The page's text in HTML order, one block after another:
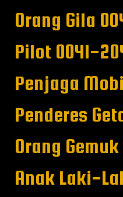
Orang Gila
Pilot 0041-
Penjaga
Penderes
Orang
Anak Laki-